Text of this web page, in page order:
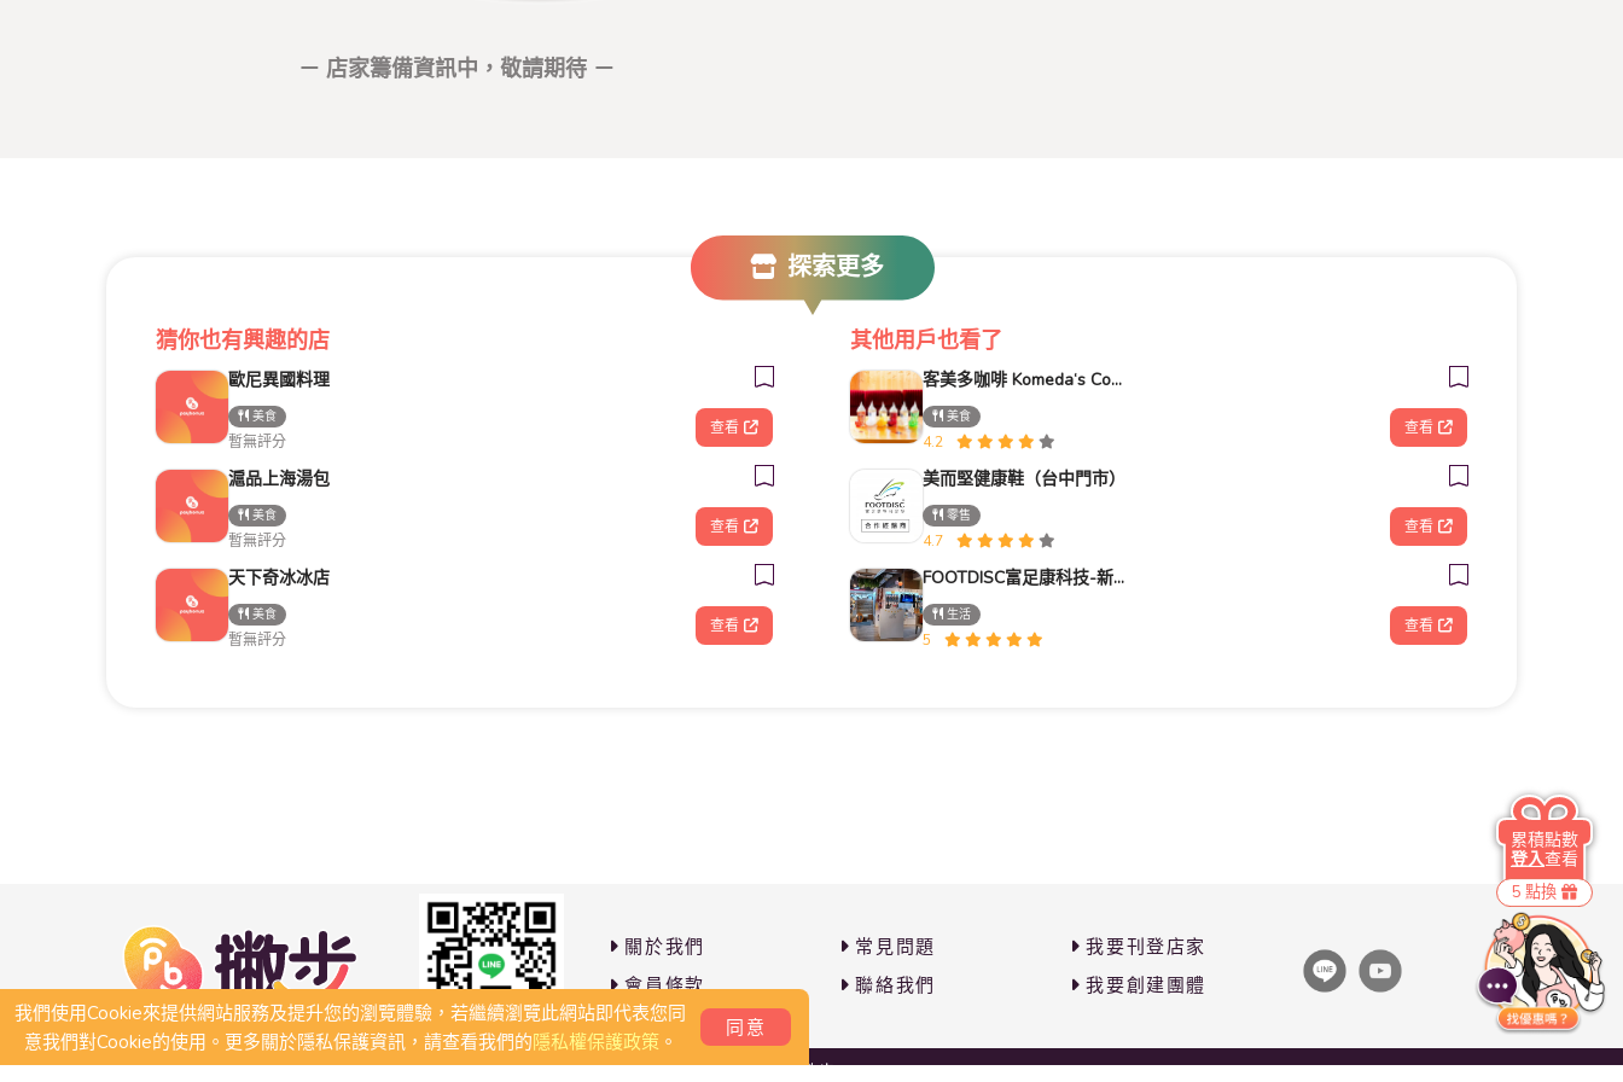
－ 店家籌備資訊中，敬請期待 －
探索更多
猜你也有興趣的店
歐尼異國料理
美食
暫無評分
查看
滬品上海湯包
美食
暫無評分
查看
天下奇冰冰店
美食
暫無評分
查看
其他用戶也看了
客美多咖啡 Komeda‘s Coffee - 台南小北店
美食
4.2
查看
美而堅健康鞋（台中門市）
零售
4.7
查看
FOOTDISC富足康科技-新光三越-西門店
生活
5
查看
關於我們
會員條款
常見問題
聯絡我們
我要刊登店家
我要創建團體
Copyright 2026 © PB撇步. All rights reserved.
我們使用Cookie來提供網站服務及提升您的瀏覽體驗，若繼續瀏覽此網站即代表您同
意我們對Cookie的使用。更多關於隱私保護資訊，請查看我們的隱私權保護政策。
同意
5 點換
累積點數
登入查看